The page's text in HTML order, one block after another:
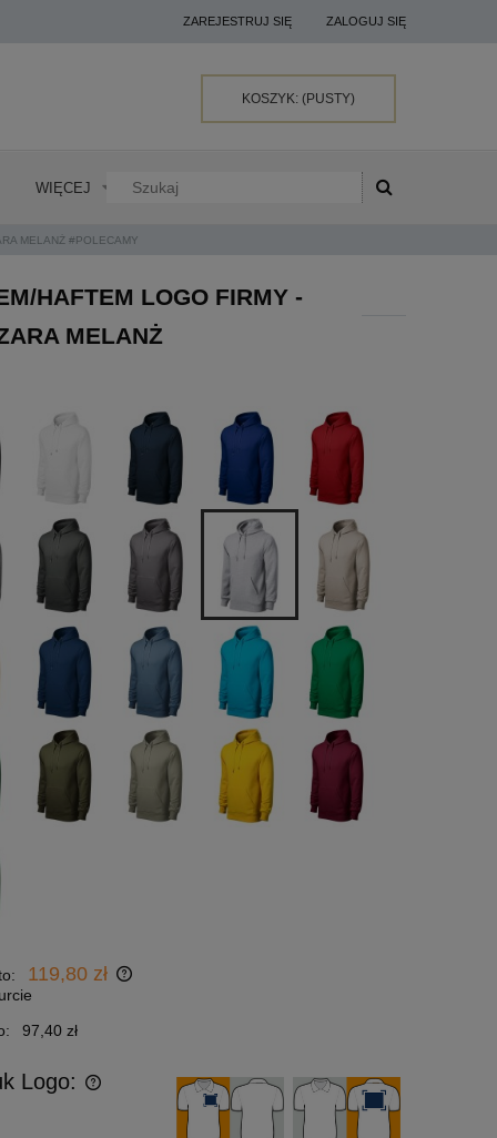
ZAREJESTRUJ SIĘ ZALOGUJ SIĘ
KOSZYK: (PUSTY)
WIĘCEJ
MELANŻ #POLECAMY
HAFTEM LOGO FIRMY -
MELANŻ
119,80 zł
97,40 zł
Logo: